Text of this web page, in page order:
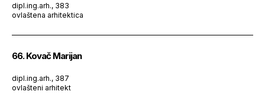
dipl.ing.arh., 383
ovlaštena arhitektica
66. Kovač Marijan
dipl.ing.arh., 387
ovlašteni arhitekt